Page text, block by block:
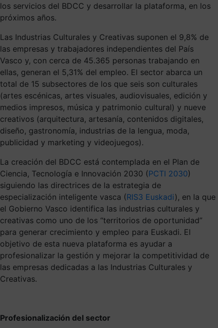
los servicios del BDCC y desarrollar la plataforma, en los
próximos años.
Las Industrias Culturales y Creativas suponen el 9,8% de
las empresas y trabajadores independientes del País
Vasco y, con cerca de 45.365 personas trabajando en
ellas, generan el 5,31% del empleo. El sector abarca un
total de 15 subsectores de los que seis son culturales
(artes escénicas, artes visuales, audiovisuales, edición y
medios impresos, música y patrimonio cultural) y nueve
creativos (arquitectura, artesanía, contenidos digitales,
diseño, gastronomía, industrias de la lengua, moda,
publicidad y marketing y videojuegos).
La creación del BDCC está contemplada en el Plan de
Ciencia, Tecnología e Innovación 2030 (PCTI 2030)
siguiendo las directrices de la estrategia de
especialización inteligente vasca (RIS3 Euskadi), en la que
el Gobierno Vasco identifica las industrias culturales y
creativas como uno de los “territorios de oportunidad”
para generar crecimiento y empleo para Euskadi. El
objetivo de esta nueva plataforma es ayudar a
profesionalizar la gestión y mejorar la competitividad de
las empresas dedicadas a las Industrias Culturales y
Creativas.
Profesionalización del sector